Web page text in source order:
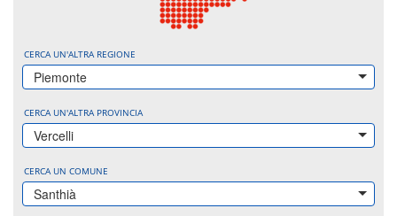
CERCA UN'ALTRA REGIONE
Piemonte
CERCA UN'ALTRA PROVINCIA
Vercelli
CERCA UN COMUNE
Santhià